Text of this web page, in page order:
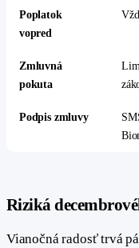
Poplatok
vopred
Zmluvná
pokuta
Podpis zmluvy
Riziká
Vianočná radosť trvá